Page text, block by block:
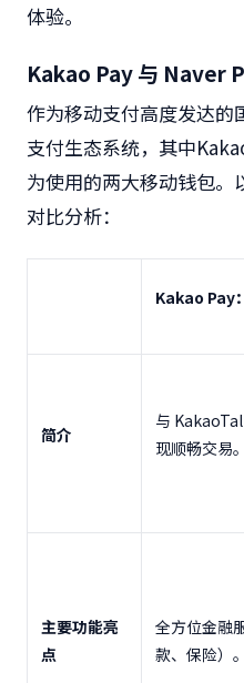
体验。
Kakao Pay与 Naver
作为移动支付高度发达的
支付生态系统，其中
为使用的两大移动钱包。
对比分析：
Kakao Pay：
简介
与
现顺畅交易。
主要功能亮
点
全方位金融
款、保险）。